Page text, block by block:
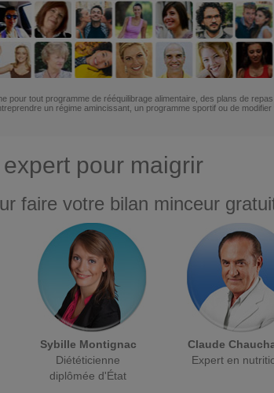
tout programme de rééquilibrage alimentaire, des plans de
un régime amincissant, un programme sportif ou de modifier
pour maigrir
faire votre bilan minceur
Sybille Montignac
Diététicienne
diplômée d'État
Claude
Expert en